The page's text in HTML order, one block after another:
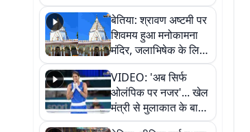
सुनिए
बेतिया: श्रावण अष्टमी पर
शिवमय हुआ मनोकामना
मंदिर, जलाभिषेक के लिए
लगी लंबी कतारें
VIDEO: 'अब सिर्फ
ओलंपिक पर नजर'... खेल
मंत्री से मुलाकात के बाद
जैसमीन लंबोरिया का बड़ा